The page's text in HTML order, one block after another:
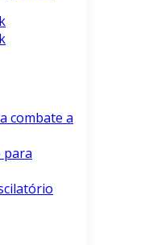
combate a
para